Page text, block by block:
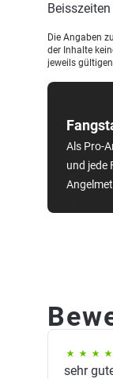
Als Pro-
und jede
Die Angaben
der Inhalte
jeweils
sehr